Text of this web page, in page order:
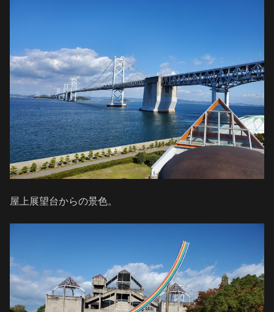
屋上展望台からの景色。